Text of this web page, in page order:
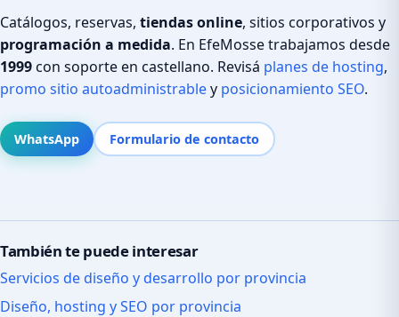
Catálogos, reservas, tiendas online, sitios corporativos y
programación a medida. En EfeMosse trabajamos desde
1999con soporte en castellano. Revisá planes de hosting,
promo sitio autoadministrabley posicionamiento SEO.
WhatsApp Formulario de contacto
También te puede interesar
Servicios de diseño y desarrollo por provincia
Diseño, hosting y SEO por provincia